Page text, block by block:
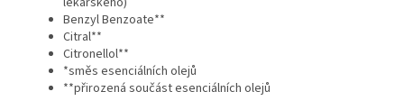
Benzyl Benzoate**
Citral**
Citronellol**
*směs esenciálních olejů
**přirozená součást esenciálních olejů